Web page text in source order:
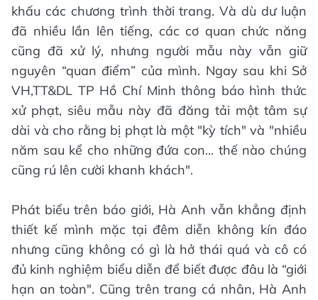
khấu các chương trình thời trang. Và dù dư luận
đã nhiều lần lên tiếng, các cơ quan chức năng
cũng đã xử lý, nhưng người mẫu này vẫn giữ
nguyên “quan điểm” của mình. Ngay sau khi Sở
VH,TT&DL TP Hồ Chí Minh thông báo hình thức
xử phạt, siêu mẫu này đã đăng tải một tâm sự
dài và cho rằng bị phạt là một "kỳ tích" và "nhiều
năm sau kể cho những đứa con... thế nào chúng
cũng rú lên cười khanh khách".
Phát biểu trên báo giới, Hà Anh vẫn khẳng định
thiết kế mình mặc tại đêm diễn không kín đáo
nhưng cũng không có gì là hở thái quá và cô có
đủ kinh nghiệm biểu diễn để biết được đâu là “giới
hạn an toàn". Cũng trên trang cá nhân, Hà Anh